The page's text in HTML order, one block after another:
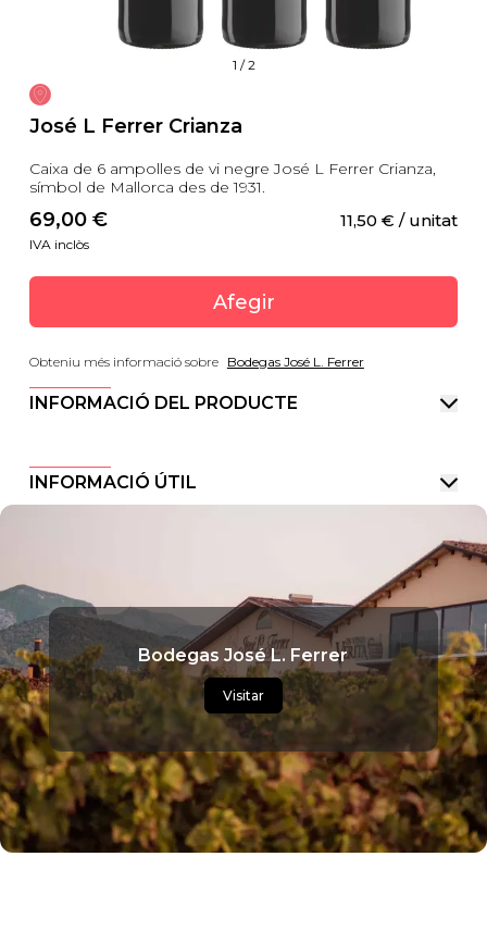
1 /2
José L Ferrer Crianza
Caixa de 6 ampolles de vi negre José L Ferrer Crianza,
símbol de Mallorca des de 1931.
69,00 € 11,50 € / unitat
IVA inclòs
Afegir
Obteniu més informació sobre Bodegas José L. Ferrer
INFORMACIÓ DEL PRODUCTE
INFORMACIÓ ÚTIL
Bodegas José L. Ferrer
Visitar